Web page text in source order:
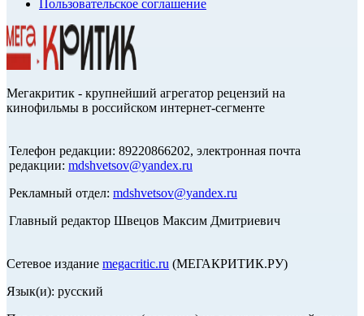
Пользовательское соглашение
Мегакритик - крупнейший агрегатор рецензий на
кинофильмы в российском интернет-сегменте
Телефон редакции: 89220866202, электронная почта
редакции: mdshvetsov@yandex.ru
Рекламный отдел: mdshvetsov@yandex.ru
Главный редактор Швецов Максим Дмитриевич
Сетевое издание megacritic.ru (МЕГАКРИТИК.РУ)
Язык(и): русский